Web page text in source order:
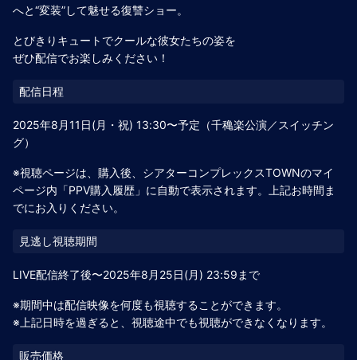
へと“変装”して魅せる復讐ショー。
とびきりキュートでクールな彼女たちの姿を
ぜひ配信でお楽しみください！
2025年8月11日(月・祝) 13:30〜予定（千穐楽公演／スイッチン
グ）
※視聴ページは、購入後、シアターコンプレックスTOWNのマイ
ページ内「PPV購入履歴」に自動で表示されます。上記お時間ま
でにお入りください。
LIVE配信終了後〜2025年8月25日(月) 23:59まで
※期間中は配信映像を何度も視聴することができます。
※上記日時を過ぎると、視聴途中でも視聴ができなくなります。